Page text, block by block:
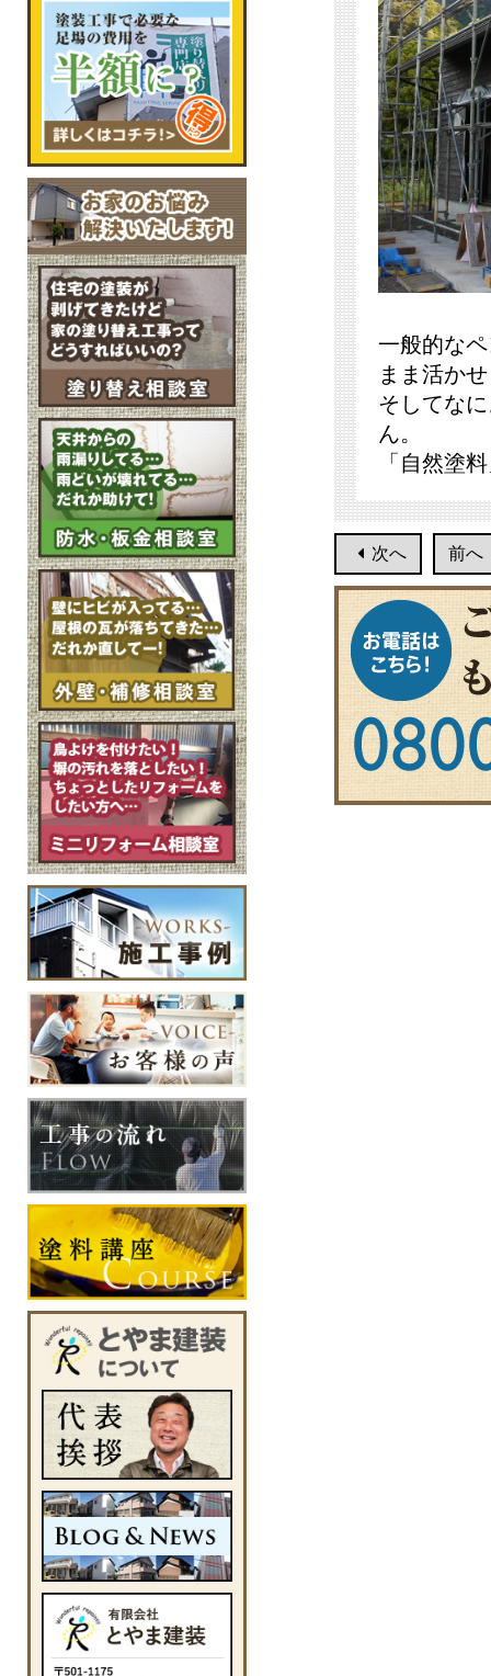
一般的な
まま活か
そしてな
ん。
「自然塗
次へ 前へ